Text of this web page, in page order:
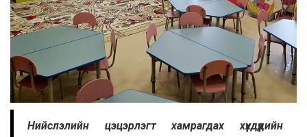
Нийслэлийн цэцэрлэгт хамрагдах хүүхдүүдийн